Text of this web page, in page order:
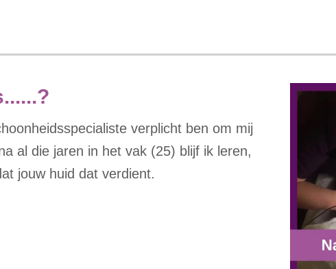
verplicht ben om mij
al die jaren in het vak (25) blijf ik leren,
jouw huid dat verdient.